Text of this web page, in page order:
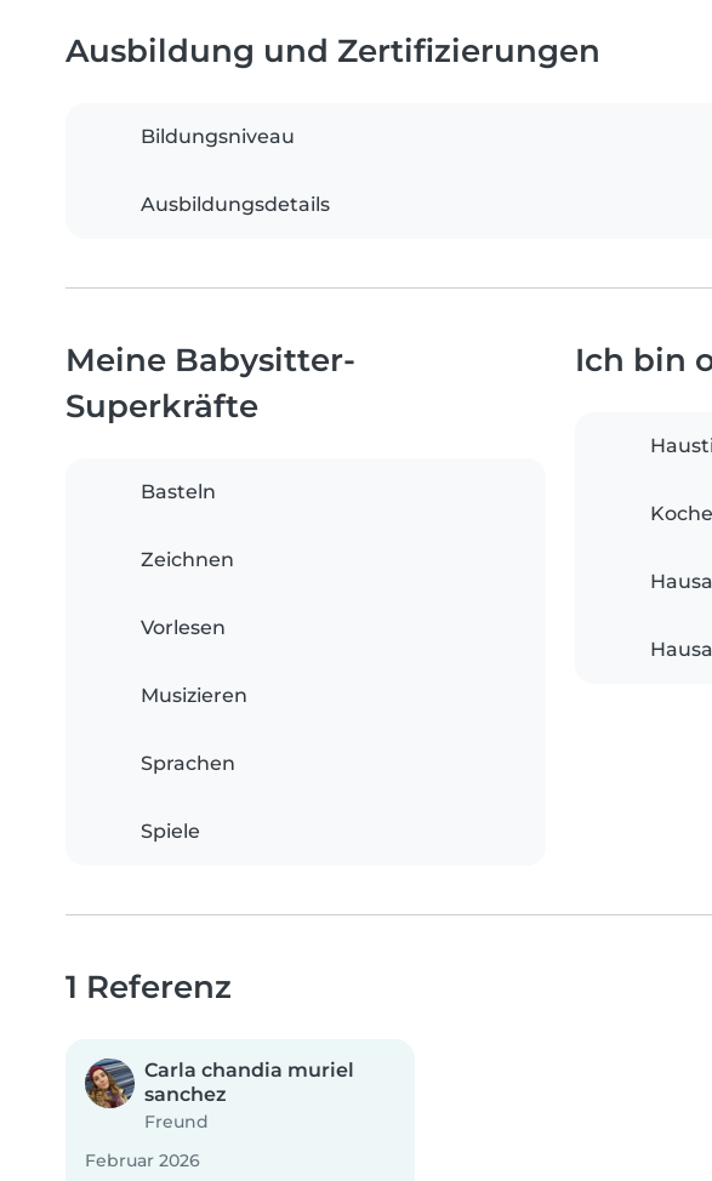
Ausbildung und Zertifizierungen
Bildungsniveau
Ausbildungsdetails
Meine Babysitter-
Superkräfte
Basteln
Zeichnen
Vorlesen
Musizieren
Sprachen
Spiele
Ich bin
1 Referenz
Carla chandia muriel
sanchez
Freund
Februar 2026